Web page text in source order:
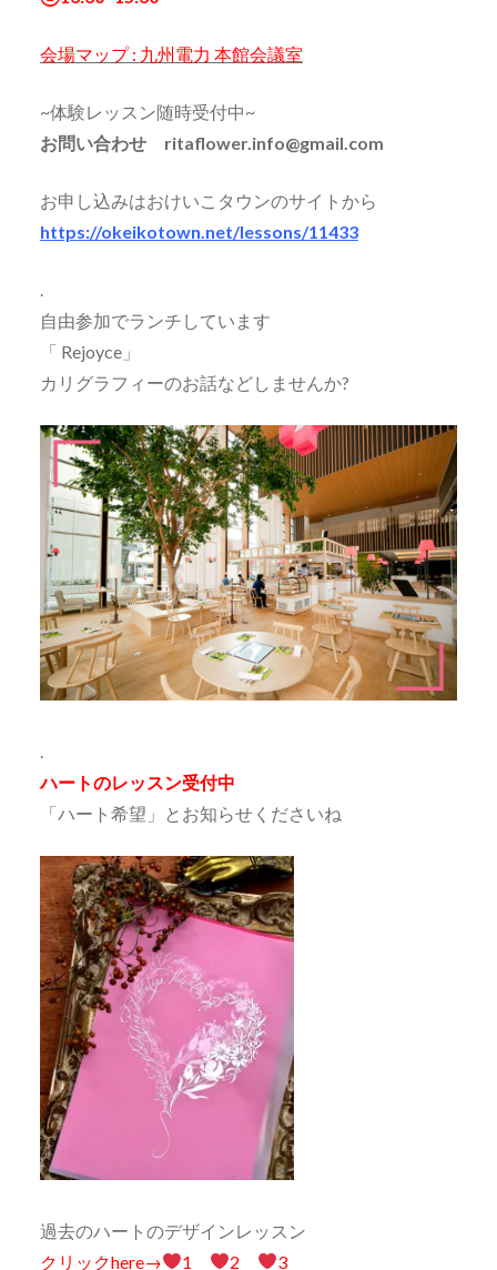
会場マップ: 九州電力 本館会議室
~体験レッスン随時受付中~
お問い合わせ ritaflower.info@gmail.com
お申し込みはおけいこタウンのサイトから
https://okeikotown.net/lessons/11433
.
自由参加でランチしています
「 Rejoyce」
カリグラフィーのお話などしませんか?
ハートのレッスン受付中
「ハート希望」とお知らせくださいね
過去のハートのデザインレッスン
クリックhere→
1 2 3